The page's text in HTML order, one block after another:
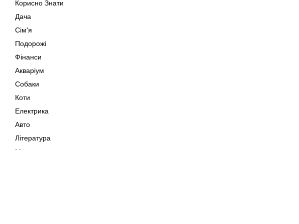
Корисно Знати
Дача
Сім'я
Подорожі
Фінанси
Акваріум
Собаки
Коти
Електрика
Авто
Література
Музика